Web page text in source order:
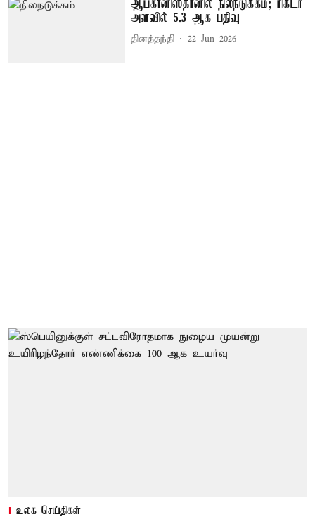
ஆப்கானிஸ்தானில் நிலநடுக்கம்; ரிக்டர்
அளவில் 5.3 ஆக பதிவு
தினத்தந்தி 22 Jun 2026
உலக செய்திகள்